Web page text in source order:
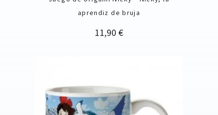
aprendiz de bruja
Precio
11,90 €